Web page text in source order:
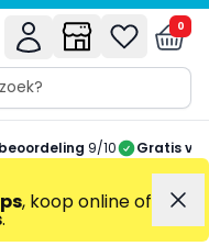
0
9/10 Gratis
, koop online of
.